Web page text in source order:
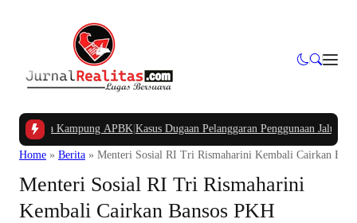
Kampung APBK| Kasus Dugaan Pelanggaran Penggunaan Jalur Utilitas
Home » Berita » Menteri Sosial RI Tri Rismaharini Kembali Cairkan
Menteri Sosial RI Tri Rismaharini
Kembali Cairkan Bansos PKH